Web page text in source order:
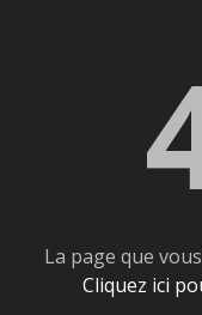
La page que
Cliquez ici